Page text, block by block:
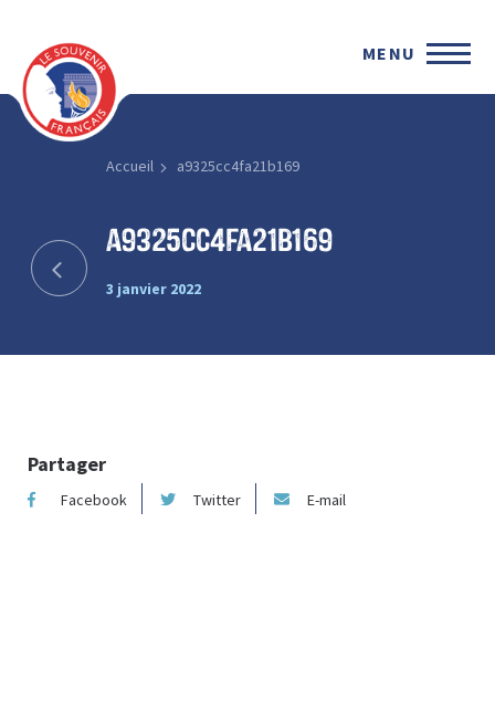
MENU
Accueil a9325cc4fa21b169
a9325cc4fa21b169
3 janvier 2022
Partager
Facebook Twitter E-mail